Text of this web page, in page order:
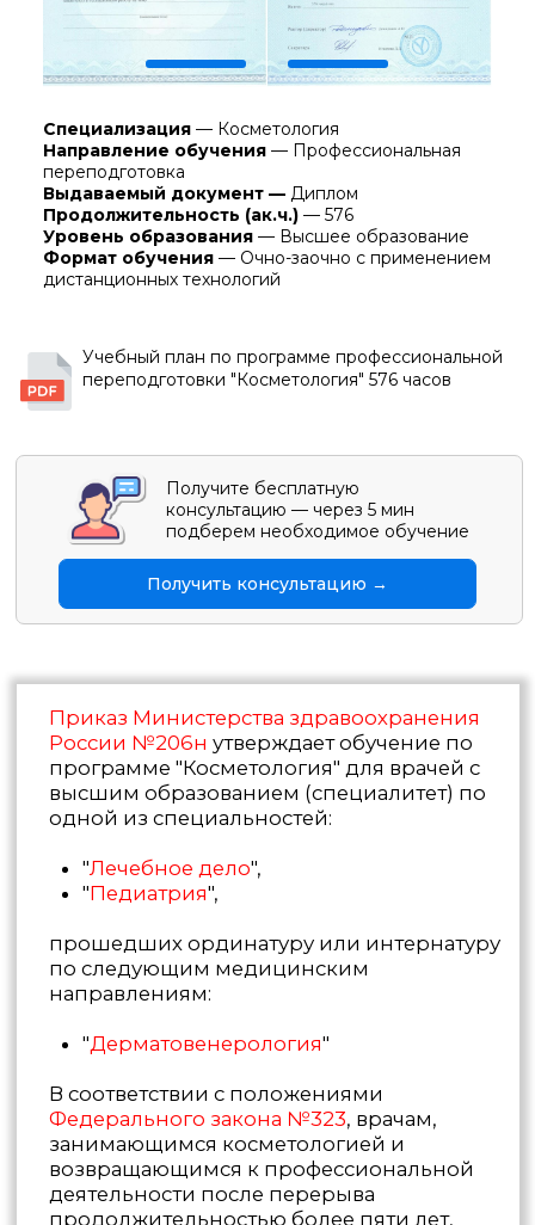
Приказ Министерства здравоохранения
России №206н утверждает обучение по
программе "Косметология" для врачей с
высшим образованием (специалитет) по
Педиатрия
прошедших ординатуру или интернатуру
по следующим медицинским
направлениям:
Дерматовенерология"
В соответствии с положениями
возвращающимся к профессиональной
продолжительностью более пяти лет,
также предписывается прохождение
обучения в указанных выше медицинских
направлениях.
Количество человек
Косметология
Открыта запись Осталось 3 места
Введите номер телефона для
получения бесплатного СМС-
сообщения с расчетом.
усовершенствование
Уровень образования
Формат обучения
— Очно-заочно с применением
Получите бесплатную
консультацию — через 5 мин
подберем необходимое обучение
Получить консультацию →